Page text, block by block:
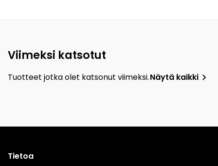
Viimeksi katsotut
Tuotteet jotka olet katsonut viimeksi.Näytä kaikki
Tietoa